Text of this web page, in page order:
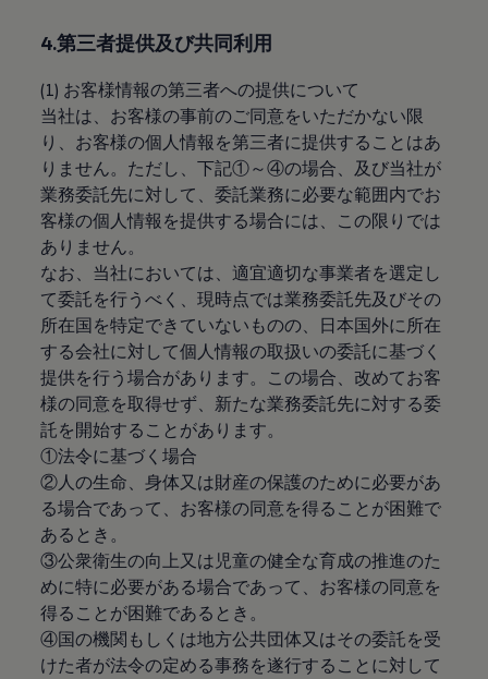
認定中古車
延長保証サービスガイド
9つの約束
スマート買取
キャンペーン/ファイナンスプログラム
フォルクスワーゲンについて
企業情報
会社概要
会社概要EN
正規ディーラー地域別採用情報
倫理・リスク管理・コンプライアンス
プレスリリース
2025
2024
2023
2022
2021
2020
2019
2018
2017
2016
2015
リコール関連情報
セーフティ マイスター
4.第三者提供及び共同利用
(1) お客様情報の第三者への提供について
当社は、お客様の事前のご同意をいただかない限
り、お客様の個人情報を第三者に提供することはあ
りません。ただし、下記①～④の場合、及び当社が
業務委託先に対して、委託業務に必要な範囲内でお
客様の個人情報を提供する場合には、この限りでは
ありません。
なお、当社においては、適宜適切な事業者を選定し
て委託を行うべく、現時点では業務委託先及びその
所在国を特定できていないものの、日本国外に所在
する会社に対して個人情報の取扱いの委託に基づく
提供を行う場合があります。この場合、改めてお客
様の同意を取得せず、新たな業務委託先に対する委
託を開始することがあります。
①法令に基づく場合
②人の生命、身体又は財産の保護のために必要があ
る場合であって、お客様の同意を得ることが困難で
あるとき。
③公衆衛生の向上又は児童の健全な育成の推進のた
めに特に必要がある場合であって、お客様の同意を
得ることが困難であるとき。
④国の機関もしくは地方公共団体又はその委託を受
けた者が法令の定める事務を遂行することに対して